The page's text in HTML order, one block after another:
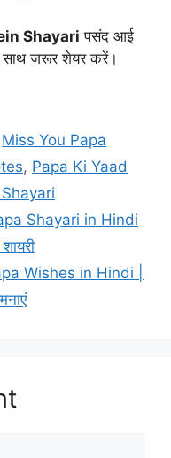
Shayari पसंद आई
साथ जरूर शेयर करें।
Miss You Papa
, Papa Ki Yaad
Shayari in Hindi
Wishes in Hindi |